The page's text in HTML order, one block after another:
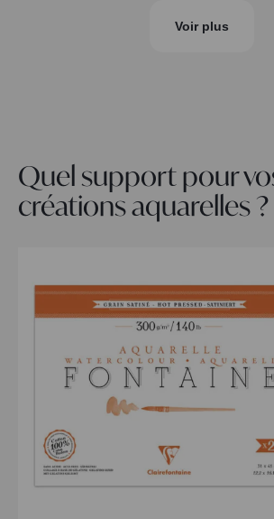
Voir plus
Quel support pour
créations aquarelles ?